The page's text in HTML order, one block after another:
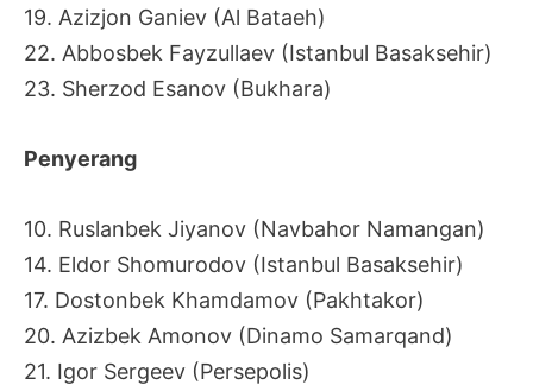
19. Azizjon Ganiev (Al Bataeh)
22. Abbosbek Fayzullaev (Istanbul Basaksehir)
23. Sherzod Esanov (Bukhara)
Penyerang
10. Ruslanbek Jiyanov (Navbahor Namangan)
14. Eldor Shomurodov (Istanbul Basaksehir)
17. Dostonbek Khamdamov (Pakhtakor)
20. Azizbek Amonov (Dinamo Samarqand)
21. Igor Sergeev (Persepolis)